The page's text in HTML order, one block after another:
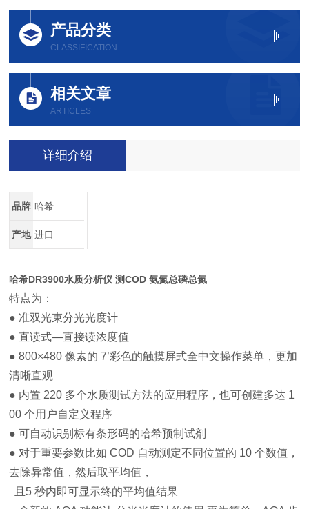
产品分类
CLASSIFICATION
相关文章
ARTICLES
详细介绍
品牌 哈希
产地 进口
哈希DR3900水质分析仪 测COD 氨氮总磷总氮
特点为：
● 准双光束分光光度计
● 直读式—直接读浓度值
● 800×480 像素的 7’彩色的触摸屏式全中文操作菜单，更加
清晰直观
● 内置 220 多个水质测试方法的应用程序，也可创建多达 1
00 个用户自定义程序
● 可自动识别标有条形码的哈希预制试剂
● 对于重要参数比如 COD 自动测定不同位置的 10 个数值，
去除异常值，然后取平均值，
且5 秒内即可显示终的平均值结果